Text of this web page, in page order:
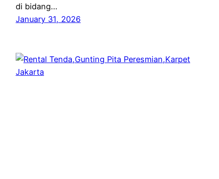
di bidang…
January 31, 2026